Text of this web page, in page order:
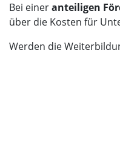
Bei eineranteiligen
über die Kosten für
Werden die